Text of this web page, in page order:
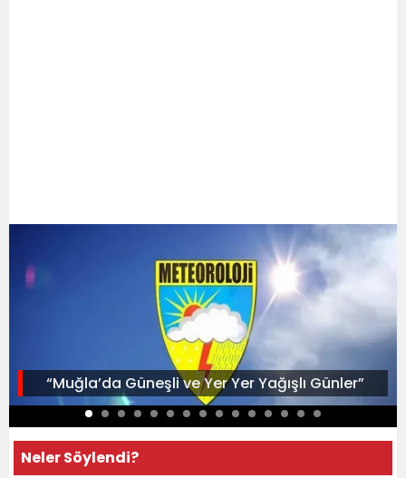
“Muğla’da Güneşli ve Yer Yer Yağışlı Günler”
Neler Söylendi?